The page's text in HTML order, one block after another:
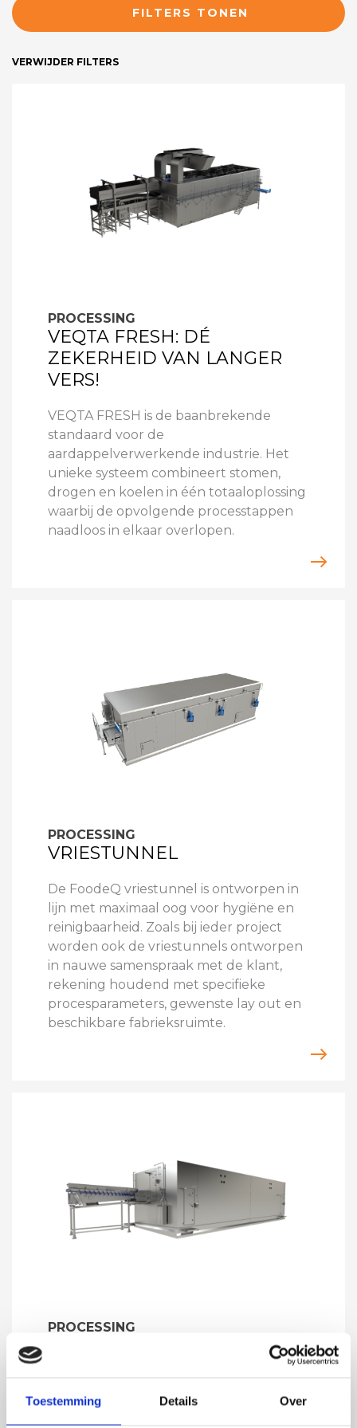
Toestemming Details Over
FILTERS TONEN
VERWIJDER FILTERS
PROCESSING
VEQTA FRESH: DÉ
ZEKERHEID VAN LANGER
VERS!
VEQTA FRESH is de baanbrekende
standaard voor de
aardappelverwerkende industrie. Het
unieke systeem combineert stomen,
drogen en koelen in één totaaloplossing
waarbij de opvolgende processtappen
naadloos in elkaar overlopen.
PROCESSING
VRIESTUNNEL
De FoodeQ vriestunnel is ontworpen in
lijn met maximaal oog voor hygiëne en
reinigbaarheid. Zoals bij ieder project
worden ook de vriestunnels ontworpen
in nauwe samenspraak met de klant,
rekening houdend met specifieke
procesparameters, gewenste lay out en
beschikbare fabrieksruimte.
PROCESSING
onze jarenlange praktijkervaring